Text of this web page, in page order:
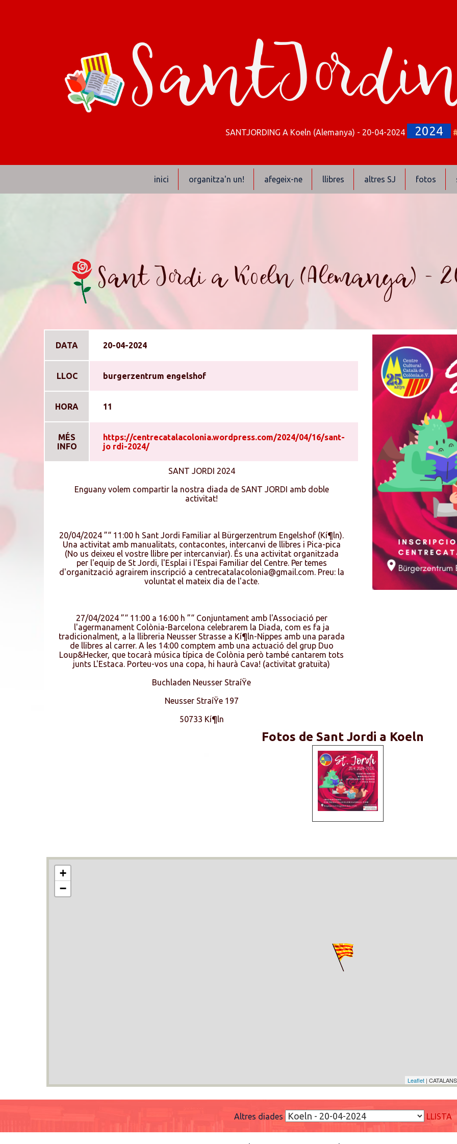
SANTJORDING A Koeln (Alemanya) - 20-04-2024 2024
inici organitza'n un! afegeix-ne llibres altres SJ fotos
Sant Jordi a Koeln (Alemanya) -
DATA 20-04-2024
LLOC burgerzentrum engelshof
HORA 11
MÉS
INFO
https://centrecatalacolonia.wordpress.com/2024/04/16/sant-
jo rdi-2024/
SANT JORDI 2024
Enguany volem compartir la nostra diada de SANT JORDI amb doble
activitat!
20/04/2024 ”“ 11:00 h Sant Jordi Familiar al Bürgerzentrum Engelshof (Kí¶ln).
Una activitat amb manualitats, contacontes, intercanvi de llibres i Pica-pica
(No us deixeu el vostre llibre per intercanviar). És una activitat organitzada
per l'equip de St Jordi, l'Esplai i l'Espai Familiar del Centre. Per temes
d'organització agrairem inscripció a centrecatalacolonia@gmail.com. Preu: la
voluntat el mateix dia de l'acte.
27/04/2024 ”“ 11:00 a 16:00 h ”“ Conjuntament amb l'Associació per
l'agermanament Colònia-Barcelona celebrarem la Diada, com es fa ja
tradicionalment, a la llibreria Neusser Strasse a Kí¶ln-Nippes amb una parada
de llibres al carrer. A les 14:00 comptem amb una actuació del grup Duo
Loup&Hecker, que tocarà música tí­pica de Colònia però també cantarem tots
junts L'Estaca. Porteu-vos una copa, hi haurà Cava! (activitat gratuïta)
Buchladen Neusser StraíŸe
Neusser StraíŸe 197
50733 Kí¶ln
Fotos de Sant Jordi a Koeln
+
−
Leaflet |
Altres diades LLISTA